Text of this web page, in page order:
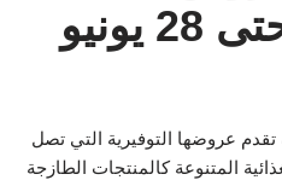
عروضها التوفيرية التي تصل
المتنوعة كالمنتجات الطازجة